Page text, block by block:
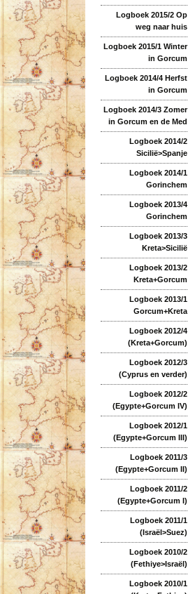
Logboek 2015/2 Op
weg naar huis
Logboek 2015/1 Winter
in Gorcum
Logboek 2014/4 Herfst
in Gorcum
Logboek 2014/3 Zomer
in Gorcum en de Med
Logboek 2014/2
Sicilië>Spanje
Logboek 2014/1
Gorinchem
Logboek 2013/4
Gorinchem
Logboek 2013/3
Kreta>Sicilië
Logboek 2013/2
Kreta+Gorcum
Logboek 2013/1
Gorcum+Kreta
Logboek 2012/4
(Kreta+Gorcum)
Logboek 2012/3
(Cyprus en verder)
Logboek 2012/2
(Egypte+Gorcum IV)
Logboek 2012/1
(Egypte+Gorcum III)
Logboek 2011/3
(Egypte+Gorcum II)
Logboek 2011/2
(Egypte+Gorcum I)
Logboek 2011/1
(Israël>Suez)
Logboek 2010/2
(Fethiye>Israël)
Logboek 2010/1